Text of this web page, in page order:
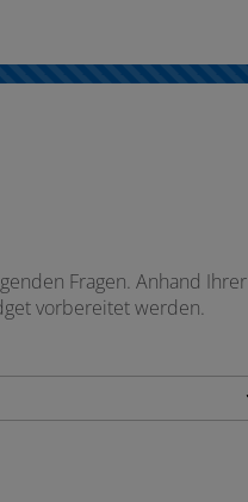
Fragen. Anhand Ihrer
vorbereitet werden.